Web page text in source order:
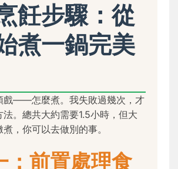
飪步驟：從
煮一鍋完美
戲——怎麼煮。我失敗過幾次，才
。總共大約需要1.5小時，但大
，你可以去做別的事。
：前置處理食